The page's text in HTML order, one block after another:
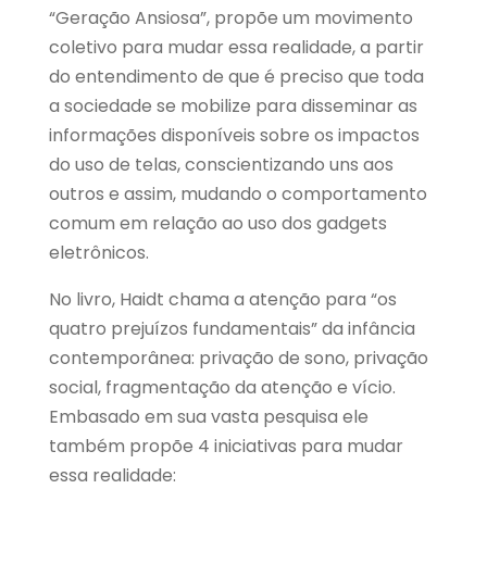
“Geração Ansiosa”, propõe um movimento
coletivo para mudar essa realidade, a partir
do entendimento de que é preciso que toda
a sociedade se mobilize para disseminar as
informações disponíveis sobre os impactos
do uso de telas, conscientizando uns aos
outros e assim, mudando o comportamento
comum em relação ao uso dos gadgets
eletrônicos.
No livro, Haidt chama a atenção para “os
quatro prejuízos fundamentais” da infância
contemporânea: privação de sono, privação
social, fragmentação da atenção e vício.
Embasado em sua vasta pesquisa ele
também propõe 4 iniciativas para mudar
essa realidade: